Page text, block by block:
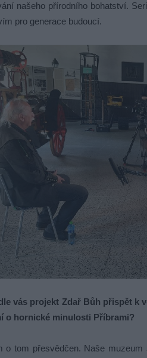
našeho přírodního bohatství.
pro generace budoucí.
vás projekt Zdař Bůh přispět k
o hornické minulosti Příbrami?
o tom přesvědčen. Naše